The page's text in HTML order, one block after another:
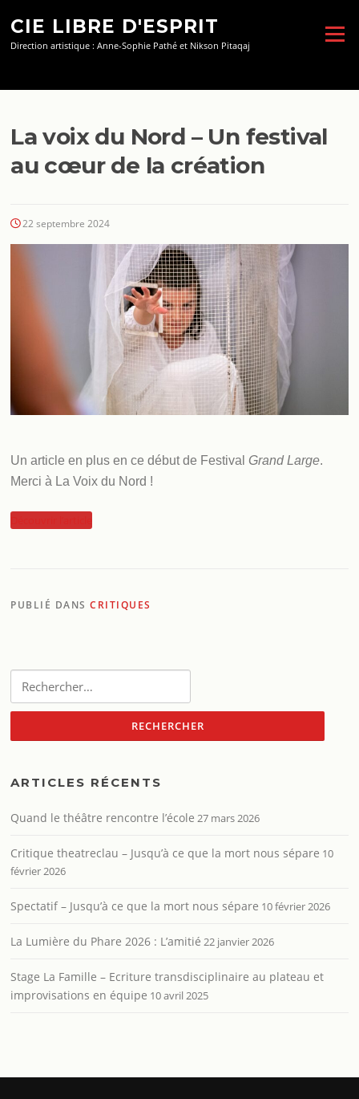
contenu
CIE LIBRE D'ESPRIT
Direction artistique : Anne-Sophie Pathé et Nikson Pitaqaj
Menu
La voix du Nord – Un festival
au cœur de la création
22 septembre 2024
Un article en plus en ce début de FestivalGrand Large.
Merci à La Voix du Nord !
PUBLIÉ DANSCRITIQUES
ARTICLES RÉCENTS
Quand le théâtre rencontre l’école 27 mars 2026
Critique theatreclau – Jusqu’à ce que la mort nous sépare 10
février 2026
Spectatif – Jusqu’à ce que la mort nous sépare 10 février 2026
La Lumière du Phare 2026 : L’amitié 22 janvier 2026
Stage La Famille – Ecriture transdisciplinaire au plateau et
improvisations en équipe 10 avril 2025